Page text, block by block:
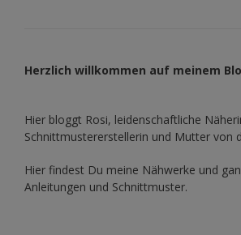
Herzlich willkommen auf meinem
Hier bloggt Rosi, leidenschaftliche
Schnittmustererstellerin und Mutter von
Hier findest Du meine Nähwerke und
Anleitungen und Schnittmuster.